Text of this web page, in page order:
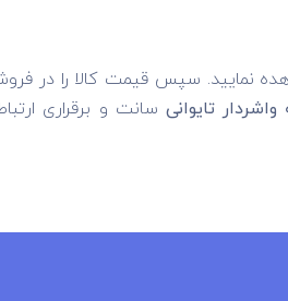
نمایید. سپس قیمت کالا را در
تایوانی سانت و برقراری